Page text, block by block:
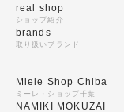
real shop
ショップ紹介
brands
取り扱いブランド
Miele Shop Chiba
ミーレ・ショップ千葉
NAMIKI MOKUZAI